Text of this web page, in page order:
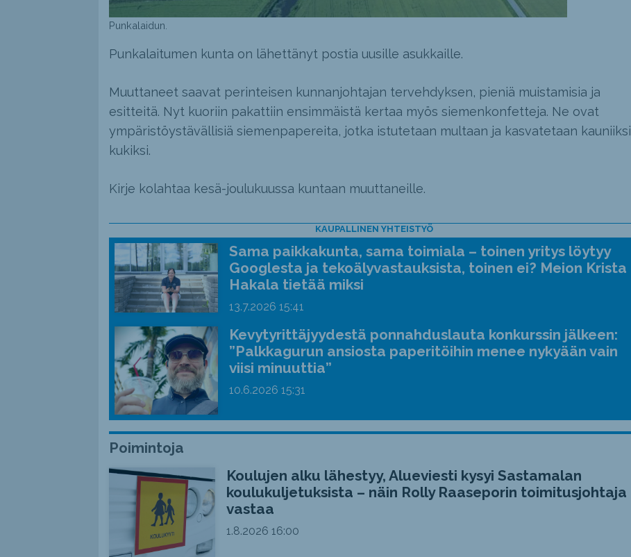
Punkalaidun.
Punkalaitumen kunta on lähettänyt postia uusille asukkaille.
Muuttaneet saavat perinteisen kunnanjohtajan tervehdyksen, pieniä muistamisia ja
esitteitä. Nyt kuoriin pakattiin ensimmäistä kertaa myös siemenkonfetteja. Ne ovat
ympäristöystävällisiä siemenpapereita, jotka istutetaan multaan ja kasvatetaan kauniiksi
kukiksi.
Kirje kolahtaa kesä-joulukuussa kuntaan muuttaneille.
KAUPALLINEN YHTEISTYÖ
Sama paikkakunta, sama toimiala – toinen yritys löytyy
Googlesta ja tekoälyvastauksista, toinen ei? Meion Krista
Hakala tietää miksi
13.7.2026 15:41
Kevytyrittäjyydestä ponnahduslauta konkurssin jälkeen:
”Palkkagurun ansiosta paperitöihin menee nykyään vain
viisi minuuttia”
10.6.2026 15:31
Poimintoja
Koulujen alku lähestyy, Alueviesti kysyi Sastamalan
koulukuljetuksista – näin Rolly Raaseporin toimitusjohtaja
vastaa
1.8.2026 16:00